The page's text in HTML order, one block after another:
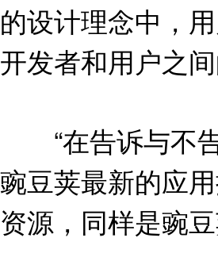
的设计理念中，
开发者和用户之
“在告诉与不告
豌豆荚最新的应
资源，同样是豌